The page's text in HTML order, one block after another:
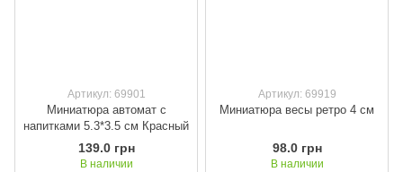
Артикул: 69901
Миниатюра автомат с
напитками 5.3*3.5 см Красный
139.0 грн
В наличии
Артикул: 69919
Миниатюра весы ретро 4 см
98.0 грн
В наличии